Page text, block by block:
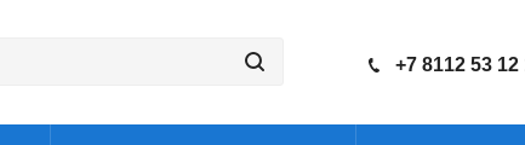
+7 8112 53 12